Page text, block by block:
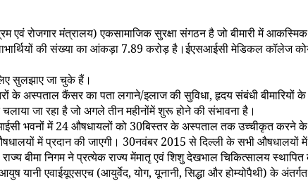
एवं रोजगार मंत्रालय) एकसामाजिक सुरक्षा संगठन है जो बीमारी में
की संख्या का आंकड़ा 7.89करोड़ है।ईएसआईसी मेडिकल कॉलेज
सुलझाए जा चुके हैं।
के अस्पताल कैंसर का पता लगाने/इलाज की सुविधा,हृदय संबंधी बीमारियों
जा रहा है जो अगले तीन महीनोंमें शुरू होने की संभावना है।
भवनों में24औषधायलों को 30बिस्तर के अस्पताल तक उच्चीकृत करने के
में प्रदान की जाएगी। 30नवंबर2015से दिल्ली के सभी औषधालयों
बीमा निगम ने प्रत्येक राज्य मेंमातृ एवं शिशु देखभाल चिकित्सालय
यानी एवाईयूएसएच (आयुर्वेद,योग,यूनानी,सिद्धा और होम्योपैथी) के